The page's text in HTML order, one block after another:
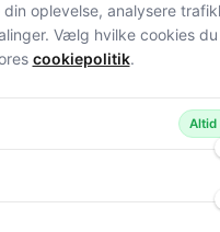
oplevelse, analysere
Vælg hvilke cookies du
cookiepolitik.
Altid